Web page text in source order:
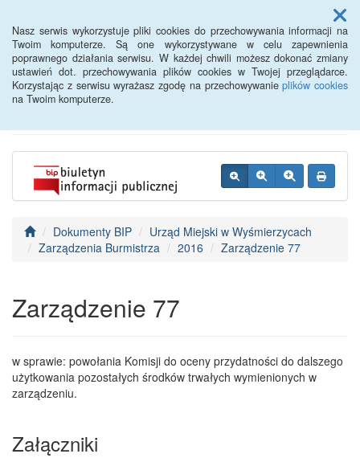
Nasz serwis wykorzystuje pliki cookies do przechowywania informacji na
Twoim komputerze. Są one wykorzystywane w celu zapewnienia
poprawnego działania serwisu. W każdej chwili możesz dokonać zmiany
ustawień dot. przechowywania plików cookies w Twojej przeglądarce.
Korzystając z serwisu wyrażasz zgodę na przechowywanieplików cookies
na Twoim komputerze.
Menu
BIP - Urząd Miejski
Wyśmierzyce
Dokumenty BIP
Urząd Miejski w Wyśmierzycach
Zarządzenia Burmistrza
2016 Zarządzenie 77
Zarządzenie 77
w sprawie: powołania Komisji do oceny przydatności do dalszego
użytkowania pozostałych środków trwałych wymienionych w
zarządzeniu.
Załączniki